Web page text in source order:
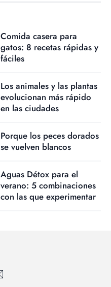
Comida casera para
gatos: 8 recetas rápidas y
fáciles
Los animales y las plantas
evolucionan más rápido
en las ciudades
Porque los peces dorados
se vuelven blancos
Aguas Détox para el
verano: 5 combinaciones
con las que experimentar